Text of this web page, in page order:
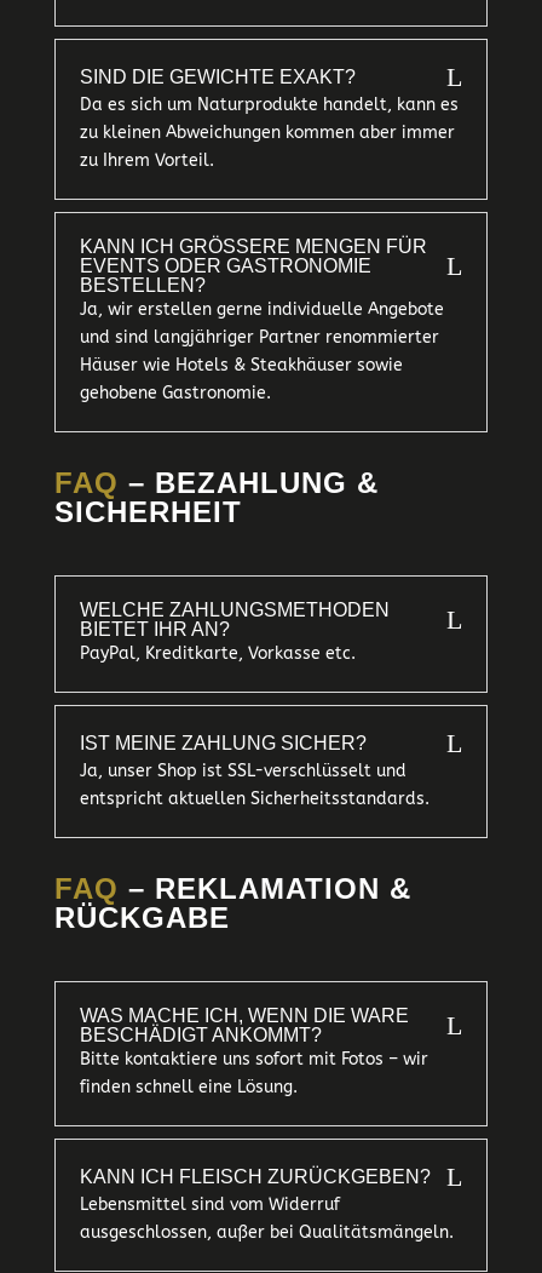
SIND DIE GEWICHTE EXAKT? L
Da es sich um Naturprodukte handelt, kann es
zu kleinen Abweichungen kommen aber immer
zu Ihrem Vorteil.
KANN ICH GRÖSSERE MENGEN FÜR E
VENTS ODER GASTRONOMIE B
ESTELLEN?
L
Ja, wir erstellen gerne individuelle Angebote
und sind langjähriger Partner renommierter
Häuser wie Hotels & Steakhäuser sowie
gehobene Gastronomie.
FAQ – BEZAHLUNG &
SICHERHEIT
WELCHE ZAHLUNGSMETHODEN
BIETET IHR AN?
L
PayPal, Kreditkarte, Vorkasse etc.
IST MEINE ZAHLUNG SICHER? L
Ja, unser Shop ist SSL-verschlüsselt und
entspricht aktuellen Sicherheitsstandards.
FAQ – REKLAMATION &
RÜCKGABE
WAS MACHE ICH, WENN DIE WARE
BESCHÄDIGT ANKOMMT?
L
Bitte kontaktiere uns sofort mit Fotos – wir
finden schnell eine Lösung.
KANN ICH FLEISCH ZURÜCKGEBEN? L
Lebensmittel sind vom Widerruf
ausgeschlossen, außer bei Qualitätsmängeln.